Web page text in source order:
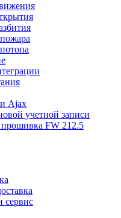
Ajax
учетной записи
прошивка FW 212.5
сервис